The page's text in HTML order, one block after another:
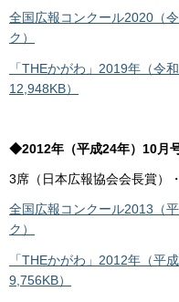
全国広報コンクール2020（
ク）
「THEかがわ」2019年（令
12,948KB）
◆2012年（平成24年）10月
3席（日本広報協会会長賞）
全国広報コンクール2013（
ク）
「THEかがわ」2012年（平
9,756KB）